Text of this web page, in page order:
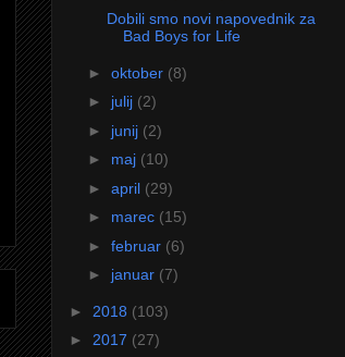
Dobili smo novi napovednik za
Bad Boys for Life
► oktober (8)
► julij (2)
► junij (2)
► maj (10)
► april (29)
► marec (15)
► februar (6)
► januar (7)
► 2018 (103)
► 2017 (27)